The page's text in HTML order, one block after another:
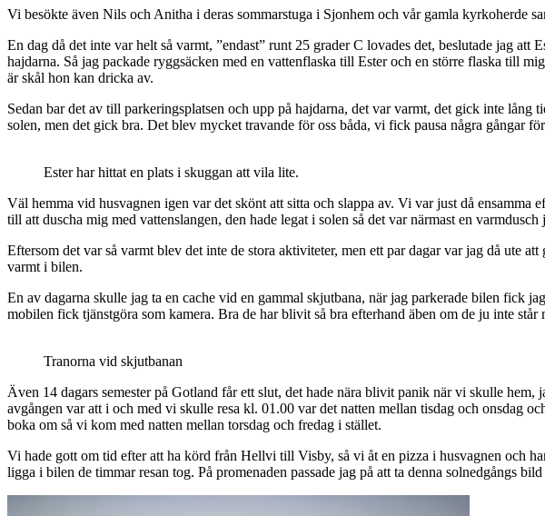
Vi besökte även Nils och Anitha i deras sommarstuga i Sjonhem och vår gamla kyrkoherde
En dag då det inte var helt så varmt, ”endast” runt 25 grader C lovades det, beslutade jag
hajdarna. Så jag packade ryggsäcken med en vattenflaska till Ester och en större flaska till
är skål hon kan dricka av.
Sedan bar det av till parkeringsplatsen och upp på hajdarna, det var varmt, det gick inte
solen, men det gick bra. Det blev mycket travande för oss båda, vi fick pausa några gångar
Ester har hittat en plats i skuggan att vila lite.
Väl hemma vid husvagnen igen var det skönt att sitta och slappa av. Vi var just då
till att duscha mig med vattenslangen, den hade legat i solen så det var närmast en
Eftersom det var så varmt blev det inte de stora aktiviteter, men ett par dagar var jag då ute
varmt i bilen.
En av dagarna skulle jag ta en cache vid en gammal skjutbana, när jag parkerade bilen fick
mobilen fick tjänstgöra som kamera. Bra de har blivit så bra efterhand äben om de ju inte står
Tranorna vid skjutbanan
Även 14 dagars semester på Gotland får ett slut, det hade nära blivit panik när vi skulle
avgången var att i och med vi skulle resa kl. 01.00 var det natten mellan tisdag och onsdag
boka om så vi kom med natten mellan torsdag och fredag i stället.
Vi hade gott om tid efter att ha körd från Hellvi till Visby, så vi åt en pizza i husvagnen och
ligga i bilen de timmar resan tog. På promenaden passade jag på att ta denna solnedgångs